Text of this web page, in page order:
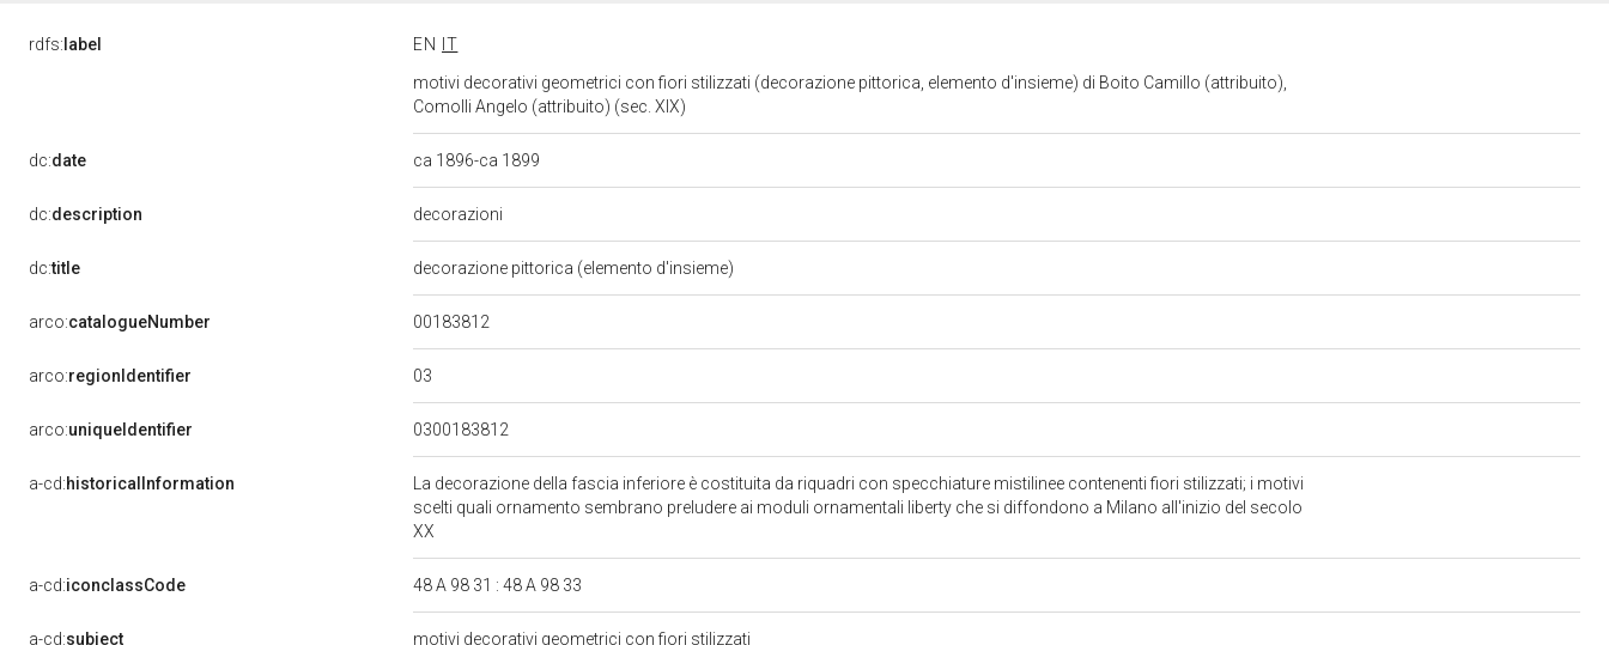
rdfs: label EN
IT
motivi decorativi geometrici con fiori stilizzati (decorazione pittorica, elemento d'insieme) di Boito Camillo (attribuito),
Comolli Angelo (attribuito) (sec. XIX)
dc:date ca 1896-ca 1899
dc:description decorazioni
dc:title decorazione pittorica (elemento d'insieme)
arco:catalogueNumber 00183812
arco:regionIdentifier 03
arco:uniqueIdentifier 0300183812
a-cd:historicalInformation
La decorazione della fascia inferiore è costituita da riquadri con specchiature mistilinee contenenti fiori stilizzati; i motivi
scelti quali ornamento sembrano preludere ai moduli ornamentali liberty che si diffondono a Milano all'inizio del secolo
XX
a-cd:iconclassCode 48 A 98 31 : 48 A 98 33
a-cd:subject motivi decorativi geometrici con fiori stilizzati